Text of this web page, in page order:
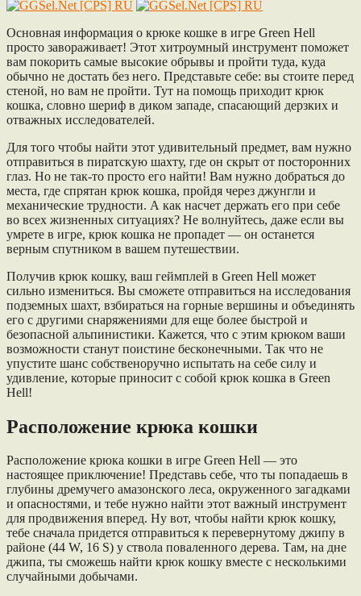
Основная информация о крюке кошке в игре Green Hell
просто завораживает! Этот хитроумный инструмент поможет
вам покорить самые высокие обрывы и пройти туда, куда
обычно не достать без него. Представьте себе: вы стоите перед
стеной, но вам не пройти. Тут на помощь приходит крюк
кошка, словно шериф в диком западе, спасающий дерзких и
отважных исследователей.
Для того чтобы найти этот удивительный предмет, вам нужно
отправиться в пиратскую шахту, где он скрыт от посторонних
глаз. Но не так-то просто его найти! Вам нужно добраться до
места, где спрятан крюк кошка, пройдя через джунгли и
механические трудности. А как насчет держать его при себе
во всех жизненных ситуациях? Не волнуйтесь, даже если вы
умрете в игре, крюк кошка не пропадет — он останется
верным спутником в вашем путешествии.
Получив крюк кошку, ваш геймплей в Green Hell может
сильно измениться. Вы сможете отправиться на исследования
подземных шахт, взбираться на горные вершины и объединять
его с другими снаряжениями для еще более быстрой и
безопасной альпинистики. Кажется, что с этим крюком ваши
возможности станут поистине бесконечными. Так что не
упустите шанс собственоручно испытать на себе силу и
удивление, которые приносит с собой крюк кошка в Green
Hell!
Расположение крюка кошки
Расположение крюка кошки в игре Green Hell — это
настоящее приключение! Представь себе, что ты попадаешь в
глубины дремучего амазонского леса, окруженного загадками
и опасностями, и тебе нужно найти этот важный инструмент
для продвижения вперед. Ну вот, чтобы найти крюк кошку,
тебе сначала придется отправиться к перевернутому джипу в
районе (44 W, 16 S) у ствола поваленного дерева. Там, на дне
джипа, ты сможешь найти крюк кошку вместе с несколькими
случайными добычами.